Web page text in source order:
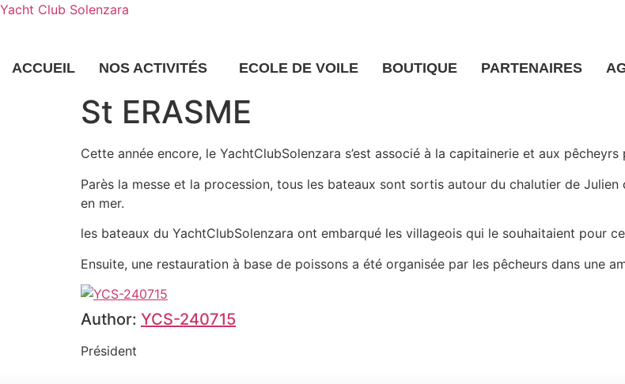
Yacht Club Solenzara
ACCUEIL NOS ACTIVITÉS ECOLE DE VOILE BOUTIQUE PARTENAIRES
St ERASME
Cette année encore, le YachtClubSolenzara s’est associé à la capitainerie et aux
Parès la messe et la procession, tous les bateaux sont sortis autour du chalutier de
en mer.
les bateaux du YachtClubSolenzara ont embarqué les villageois qui le souhaitaient pour
Ensuite, une restauration à base de poissons a été organisée par les pêcheurs dans une
Author: YCS-240715
Président